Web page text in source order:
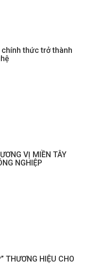
chính thức trở thành
VỊ MIỀN TÂY
NGHIỆP
THƯƠNG HIỆU CHO